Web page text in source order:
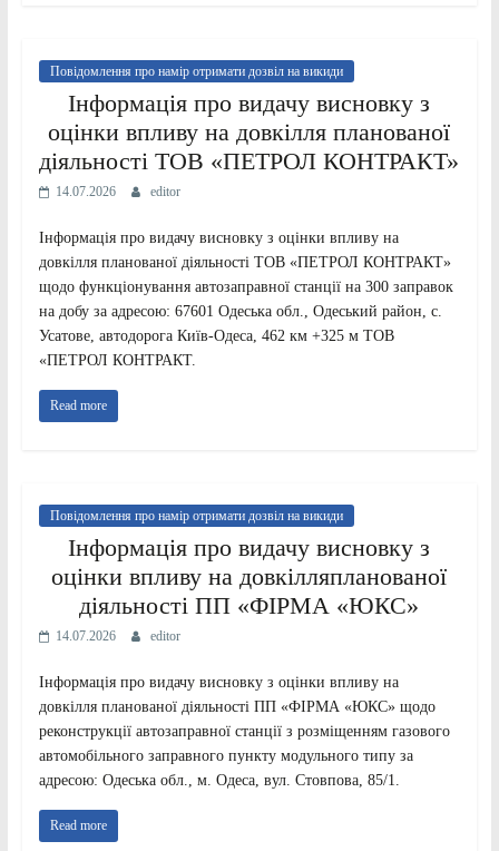
Повідомлення про намір отримати дозвіл на викиди
Інформація про видачу висновку з
оцінки впливу на довкілля планованої
діяльності ТОВ «ПЕТРОЛ КОНТРАКТ»
14.07.2026 editor
Інформація про видачу висновку з оцінки впливу на
довкілля планованої діяльності ТОВ «ПЕТРОЛ КОНТРАКТ»
щодо функціонування автозаправної станції на 300 заправок
на добу за адресою: 67601 Одеська обл., Одеський район, с.
Усатове, автодорога Київ-Одеса, 462 км +325 м ТОВ
«ПЕТРОЛ КОНТРАКТ.
Read more
Повідомлення про намір отримати дозвіл на викиди
Інформація про видачу висновку з
оцінки впливу на довкілляпланованої
діяльності ПП «ФІРМА «ЮКС»
14.07.2026 editor
Інформація про видачу висновку з оцінки впливу на
довкілля планованої діяльності ПП «ФІРМА «ЮКС» щодо
реконструкції автозаправної станції з розміщенням газового
автомобільного заправного пункту модульного типу за
адресою: Одеська обл., м. Одеса, вул. Стовпова, 85/1.
Read more